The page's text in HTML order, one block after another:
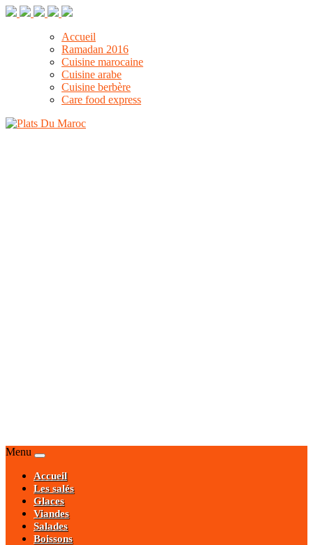
Accueil
Ramadan 2016
Cuisine marocaine
Cuisine arabe
Cuisine berbère
Care food express
Menu
Accueil
Les salés
Glaces
Viandes
Salades
Boissons